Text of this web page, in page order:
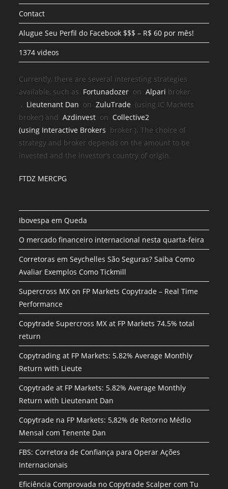
Contact
Alugue Seu Perfil do Facebook $$$ – R$ 60 por mês!
1374 videos
Currently, there are several interesting strategies
available, such as Fortunadozer onAlpari broker
, Lieutenant Dan onZuluTrade (using IC Markets
broker) andAzdinvest onCollective2
(using Interactive Brokers broker ). The choice of
strategy and broker depends on the amount to be
invested and the investor’s country of origin.
FTDZ MERCPG
Ibovespa em Queda
O mercado financeiro internacional nesta quarta-feira
Corretoras em Seychelles São Seguras? Saiba Como
Avaliar Exemplos Como Tickmill
Supercross MX on FP Markets Copytrade – Real Time
Performance
Copytrade Supercross MX at FP Markets 74.5% total
return
Copytrading at FP Markets: 5.82% Average Monthly
Return with Lieute
Copytrade at FP Markets: 5.82% Average Monthly
Return with Lieutenant Dan
Copytrade na FP Markets: 5,82% de Retorno Médio
Mensal com Tenente Dan
FBS: Corretora de Confiança para Operar Ações
Internacionais
Eficiência Comprovada no Copytrade Scalper com Tu